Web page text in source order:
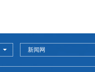
新闻网